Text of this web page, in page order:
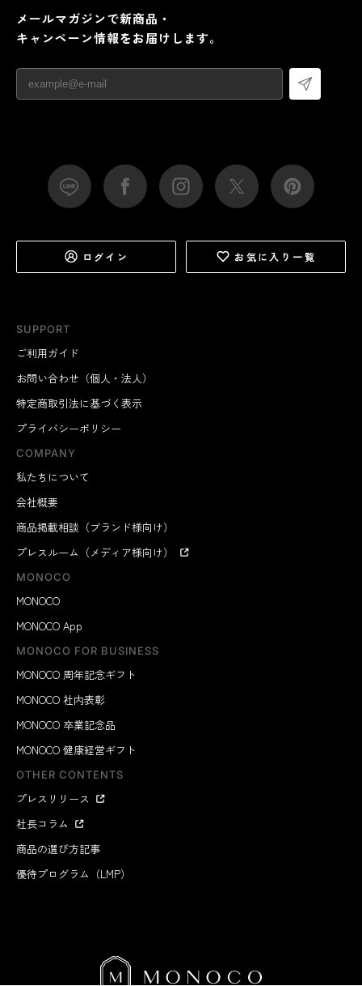
SUPPORT
ご利用ガイド
お問い合わせ（個人・法人）
特定商取引法に基づく表示
プライバシーポリシー
COMPANY
私たちについて
会社概要
商品掲載相談（ブランド様向け）
プレスルーム（メディア様向け）
MONOCO
MONOCO
MONOCO App
MONOCO FOR BUSINESS
MONOCO 周年記念ギフト
MONOCO 社内表彰
MONOCO 卒業記念品
MONOCO 健康経営ギフト
OTHER CONTENTS
プレスリリース
社長コラム
商品の選び方記事
優待プログラム（LMP）
メールマガジンで新商品・
キャンペーン情報をお届けします。
ログイン お気に入り一覧